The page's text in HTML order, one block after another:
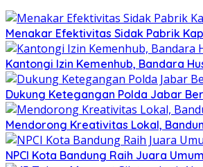
Menakar Efektivitas Sidak Pabrik
Kantongi Izin Kemenhub, Bandara
Dukung Ketegangan Polda Jabar
Mendorong Kreativitas Lokal,
NPCI Kota Bandung Raih Juara